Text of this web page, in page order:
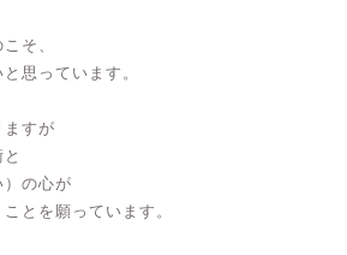
そ、
思っています。
ますが
の心が
とを願っています。